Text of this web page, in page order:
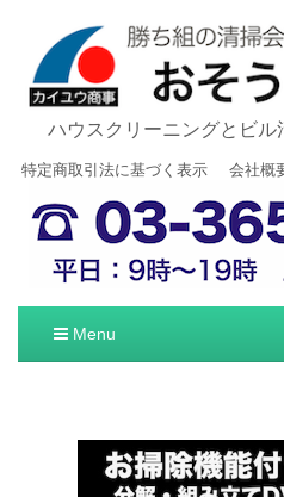
ハウスクリーニングとビル
特定商取引法に基づく表示 会社概
Menu